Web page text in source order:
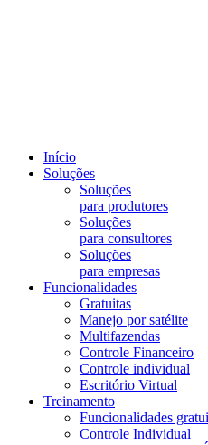
Início
Soluções
Soluções
para produtores
Soluções
para consultores
Soluções
para empresas
Funcionalidades
Gratuitas
Manejo por satélite
Multifazendas
Controle Financeiro
Controle individual
Escritório Virtual
Treinamento
Funcionalidades
Controle Individual